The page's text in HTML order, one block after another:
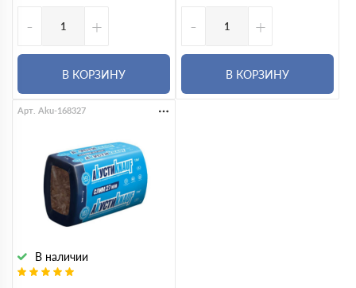
- +
В КОРЗИНУ
- +
В КОРЗИНУ
В наличии
Арт. Aku-168327